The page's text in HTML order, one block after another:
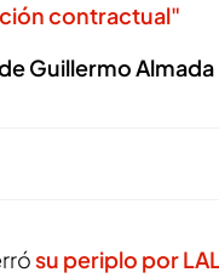
contractual"
Guillermo Almada
su periplo por